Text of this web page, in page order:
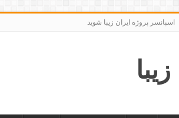
اسپانسر پروژه ایران زیبا شوید